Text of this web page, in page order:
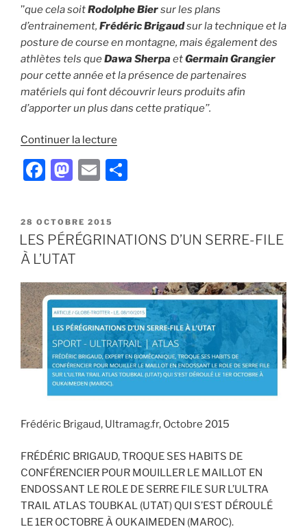
’’que cela soitRodolphe Biersur les plans
d’entrainement, Frédéric Brigaudsur la technique et la
posture de course en montagne, mais également des
athlètes tels queDawa Sherpa etGermain Grangier
pour cette année et la présence de partenaires
matériels qui font découvrir leurs produits afin
d’apporter un plus dans cette pratique’’.
Continuer la lecture
sur
de
cœur
de
la
vallée
de
Chamonix »
F
c
e
b
o
o
k
M
st
o
d
o
n
E
ai
l
g
PUBLIÉ
LE
28 OCTOBRE 2015
LES PÉRÉGRINATIONS D’UN SERRE-FILE
À L’UTAT
Frédéric Brigaud, Ultramag.fr, Octobre 2015
FRÉDÉRIC BRIGAUD, TROQUE SES HABITS DE
CONFÉRENCIER POUR MOUILLER LE MAILLOT EN
ENDOSSANT LE ROLE DE SERRE FILE SUR L’ULTRA
TRAIL ATLAS TOUBKAL (UTAT) QUI S’EST DÉROULÉ
LE 1ER OCTOBRE À OUKAIMEDEN (MAROC).